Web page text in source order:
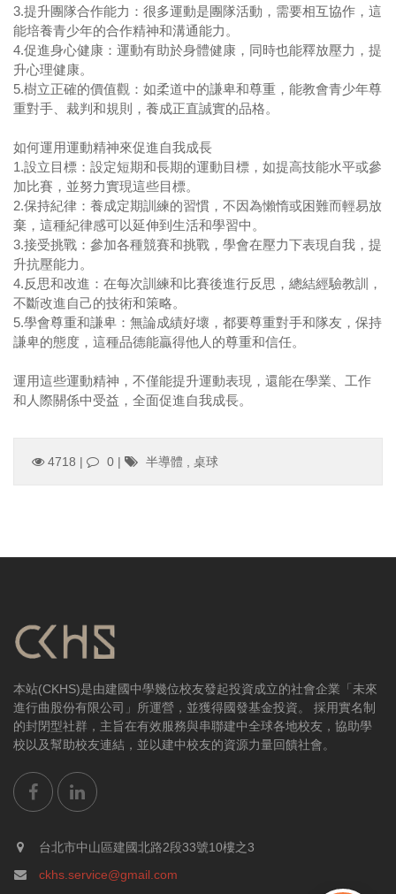
3.提升團隊合作能力：很多運動是團隊活動，需要相互協作，這
能培養青少年的合作精神和溝通能力。
4.促進身心健康：運動有助於身體健康，同時也能釋放壓力，提
升心理健康。
5.樹立正確的價值觀：如柔道中的謙卑和尊重，能教會青少年尊
重對手、裁判和規則，養成正直誠實的品格。
如何運用運動精神來促進自我成長
1.設立目標：設定短期和長期的運動目標，如提高技能水平或參
加比賽，並努力實現這些目標。
2.保持紀律：養成定期訓練的習慣，不因為懶惰或困難而輕易放
棄，這種紀律感可以延伸到生活和學習中。
3.接受挑戰：參加各種競賽和挑戰，學會在壓力下表現自我，提
升抗壓能力。
4.反思和改進：在每次訓練和比賽後進行反思，總結經驗教訓，
不斷改進自己的技術和策略。
5.學會尊重和謙卑：無論成績好壞，都要尊重對手和隊友，保持
謙卑的態度，這種品德能贏得他人的尊重和信任。
運用這些運動精神，不僅能提升運動表現，還能在學業、工作
和人際關係中受益，全面促進自我成長。
4718 | 0 | 半導體 桌球
本站(CKHS)是由建國中學幾位校友發起投資成立的社會企業「未來
進行曲股份有限公司」所運營，並獲得國發基金投資。 採用實名制
的封閉型社群，主旨在有效服務與串聯建中全球各地校友，協助學
校以及幫助校友連結，並以建中校友的資源力量回饋社會。
台北市中山區建國北路2段33號10樓之3
ckhs.service@gmail.com